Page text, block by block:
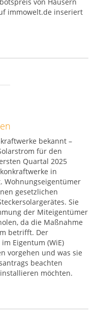
immowelt.de inseriert
bekannt –
für den
Quartal 2025
in
Wohnungseigentümer
gesetzlichen
Sie
der Miteigentümer
da die Maßnahme
betrifft. Der
Eigentum (WiE)
vorgehen und was sie
beachten
möchten.